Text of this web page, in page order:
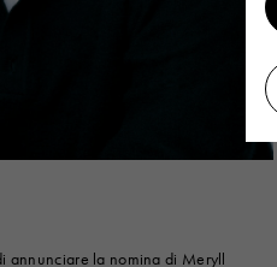
annunciare la nomina di Meryll